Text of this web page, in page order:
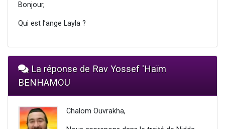
Bonjour,
Qui est l’ange Layla ?
La réponse de Rav Yossef 'Haïm
BENHAMOU
Chalom Ouvrakha,